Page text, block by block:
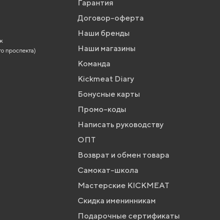
проспекта)
Гарантия
Договор-оферта
Наши бренды
Наши магазины
Команда
Kickmeat Diary
Бонусные карты
Промо-коды
Написать руководству
ОПТ
Возврат и обмен товара
Самокат-школа
Мастерские KICKMEAT
Скидка именинникам
Подарочные сертификаты